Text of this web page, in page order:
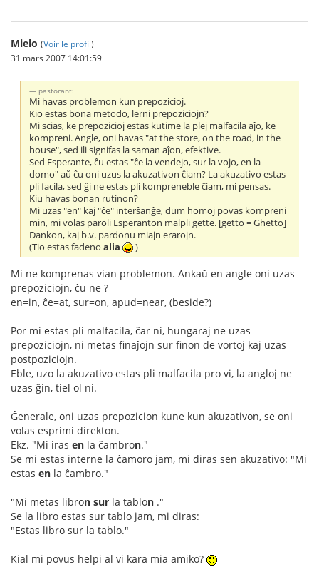
Mielo (Voir le profil)
31 mars 2007 14:01:59
pastorant:
Mi havas problemon kun prepozicioj.
Kio estas bona metodo, lerni prepoziciojn?
Mi scias, ke prepozicioj estas kutime la plej malfacila aĵo, ke
kompreni. Angle, oni havas "at the store, on the road, in the
house", sed ili signifas la saman aĵon, efektive.
Sed Esperante, ĉu estas "ĉe la vendejo, sur la vojo, en la
domo" aŭ ĉu oni uzus la akuzativon ĉiam? La akuzativo estas
pli facila, sed ĝi ne estas pli kompreneble ĉiam, mi pensas.
Kiu havas bonan rutinon?
Mi uzas "en" kaj "ĉe" interŝanĝe, dum homoj povas kompreni
min, mi volas paroli Esperanton malpli gette. [getto = Ghetto]
Dankon, kaj b.v. pardonu miajn erarojn.
(Tio estas fadenoalia )
Mi ne komprenas vian problemon. Ankaŭ en angle oni uzas
prepoziciojn, ĉu ne ?
en=in, ĉe=at, sur=on, apud=near, (beside?)
Por mi estas pli malfacila, ĉar ni, hungaraj ne uzas
prepoziciojn, ni metas finaĵojn sur finon de vortoj kaj uzas
postpoziciojn.
Eble, uzo la akuzativo estas pli malfacila pro vi, la angloj ne
uzas ĝin, tiel ol ni.
Ĝenerale, oni uzas prepozicion kune kun akuzativon, se oni
volas esprimi direkton.
Ekz. "Mi iras en la ĉambron."
Se mi estas interne la ĉamoro jam, mi diras sen akuzativo: "Mi
estas en la ĉambro."
"Mi metas libron sur la tablon ."
Se la libro estas sur tablo jam, mi diras:
"Estas libro sur la tablo."
Kial mi povus helpi al vi kara mia amiko?